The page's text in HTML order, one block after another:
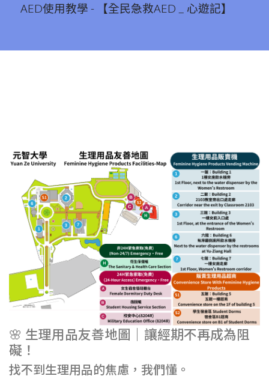
AED使用教學 - 【全民急救AED _ 心遊記】
🌸 生理用品友善地圖｜讓經期不再成為阻
礙！
找不到生理用品的焦慮，我們懂。